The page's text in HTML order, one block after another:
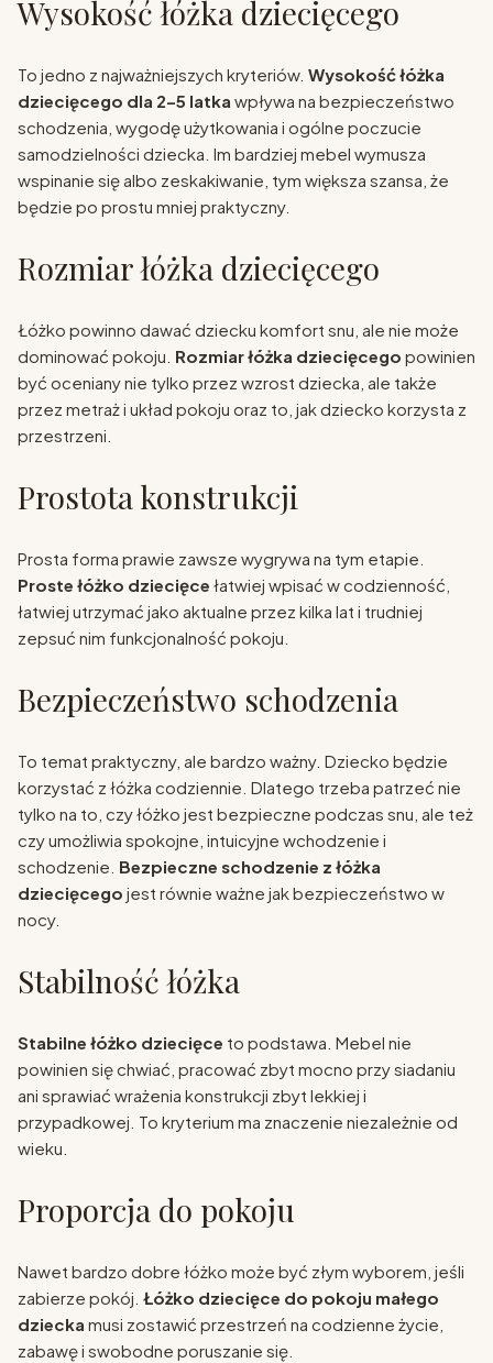
Wysokość łóżka dziecięcego
To jedno z najważniejszych kryteriów. Wysokość łóżka
dziecięcego dla 2–5 latka wpływa na bezpieczeństwo
schodzenia, wygodę użytkowania i ogólne poczucie
samodzielności dziecka. Im bardziej mebel wymusza
wspinanie się albo zeskakiwanie, tym większa szansa, że
będzie po prostu mniej praktyczny.
Rozmiar łóżka dziecięcego
Łóżko powinno dawać dziecku komfort snu, ale nie może
dominować pokoju. Rozmiar łóżka dziecięcego powinien
być oceniany nie tylko przez wzrost dziecka, ale także
przez metraż i układ pokoju oraz to, jak dziecko korzysta z
przestrzeni.
Prostota konstrukcji
Prosta forma prawie zawsze wygrywa na tym etapie.
Proste łóżko dziecięce łatwiej wpisać w codzienność,
łatwiej utrzymać jako aktualne przez kilka lat i trudniej
zepsuć nim funkcjonalność pokoju.
Bezpieczeństwo schodzenia
To temat praktyczny, ale bardzo ważny. Dziecko będzie
korzystać z łóżka codziennie. Dlatego trzeba patrzeć nie
tylko na to, czy łóżko jest bezpieczne podczas snu, ale też
czy umożliwia spokojne, intuicyjne wchodzenie i
schodzenie. Bezpieczne schodzenie z łóżka
dziecięcego jest równie ważne jak bezpieczeństwo w
nocy.
Stabilność łóżka
Stabilne łóżko dziecięce to podstawa. Mebel nie
powinien się chwiać, pracować zbyt mocno przy siadaniu
ani sprawiać wrażenia konstrukcji zbyt lekkiej i
przypadkowej. To kryterium ma znaczenie niezależnie od
wieku.
Proporcja do pokoju
Nawet bardzo dobre łóżko może być złym wyborem, jeśli
zabierze pokój. Łóżko dziecięce do pokoju małego
dziecka musi zostawić przestrzeń na codzienne życie,
zabawę i swobodne poruszanie się.